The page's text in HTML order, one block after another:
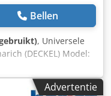
Bellen
, Universele
(DECKEL) Model:
acceptatie
- 3-assige
- Vaste tafel of
Advertentie